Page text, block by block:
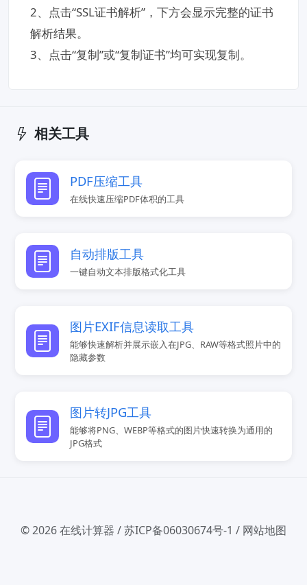
2、点击“SSL证书解析”，下方会显示完整的证书
解析结果。
3、点击“复制”或“复制证书”均可实现复制。
相关工具
PDF压缩工具
在线快速压缩PDF体积的工具
自动排版工具
一键自动文本排版格式化工具
图片EXIF信息读取工具
能够快速解析并展示嵌入在JPG、RAW等格式照片中的
隐藏参数
图片转JPG工具
能够将PNG、WEBP等格式的图片快速转换为通用的
JPG格式
© 2026在线计算器 /苏ICP备06030674号-1 / 网站地图